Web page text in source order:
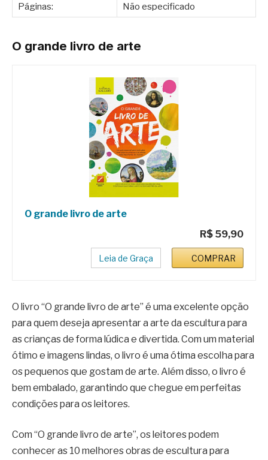
Páginas:
Não especificado
O grande livro de arte
O grande livro de arte
R$ 59,90
Leia de Graça COMPRAR
O livro “O grande livro de arte” é uma excelente opção
para quem deseja apresentar a arte da escultura para
as crianças de forma lúdica e divertida. Com um material
ótimo e imagens lindas, o livro é uma ótima escolha para
os pequenos que gostam de arte. Além disso, o livro é
bem embalado, garantindo que chegue em perfeitas
condições para os leitores.
Com “O grande livro de arte”, os leitores podem
conhecer as 10 melhores obras de escultura para